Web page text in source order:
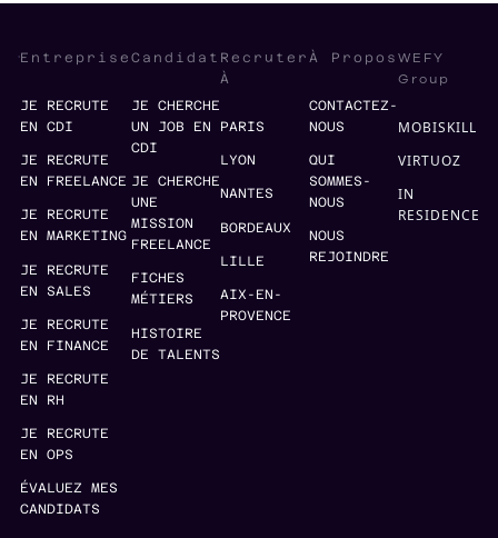
Entreprise
JE RECRUTE
EN CDI
JE RECRUTE
EN FREELANCE
JE RECRUTE
EN MARKETING
JE RECRUTE
EN SALES
JE RECRUTE
EN FINANCE
JE RECRUTE
EN RH
JE RECRUTE
EN OPS
ÉVALUEZ MES
CANDIDATS
Candidat
JE CHERCHE
UN JOB EN
CDI
JE CHERCHE
UNE
MISSION
FREELANCE
FICHES
MÉTIERS
HISTOIRE
DE TALENTS
Recruter
À
PARIS
LYON
NANTES
BORDEAUX
LILLE
AIX-EN-
PROVENCE
À Propos
CONTACTEZ-
NOUS
QUI
SOMMES-
NOUS
NOUS
REJOINDRE
WEFY
Group
MOBISKILL
VIRTUOZ
IN
RESIDENCE